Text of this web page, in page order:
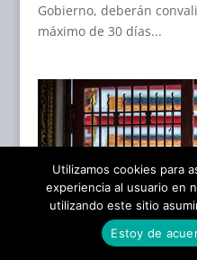
Gobierno, deberán
máximo de 30 días...
Utilizamos cookies para
experiencia al usuario en
utilizando este sitio
Estoy de